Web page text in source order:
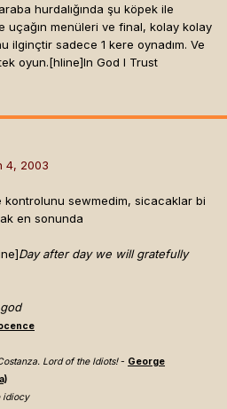
hurdalığında şu köpek ile
uçağın menüleri ve final, kolay kolay
ilginçtir sadece 1 kere oynadım. Ve
oyun.[hline]In God I Trust
4, 2003
sewmedim, sicacaklar bi
en sonunda
Day after day we will gratefully
Lord of the Idiots!- George
idiocy